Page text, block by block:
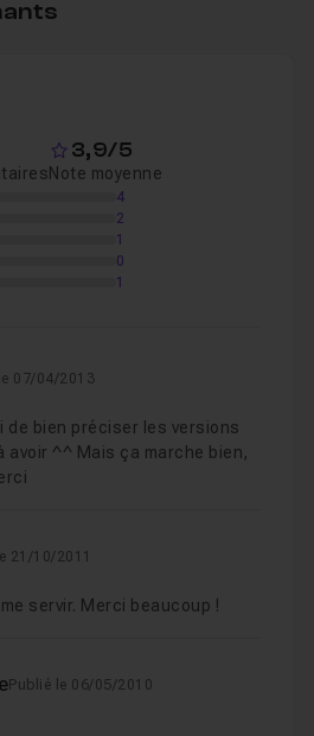
3,9/5
Note moyenne
4
2
1
0
1
07/04/2013
de bien préciser les versions
avoir ^^ Mais ça marche bien,
21/10/2011
servir. Merci beaucoup !
Publié le 06/05/2010